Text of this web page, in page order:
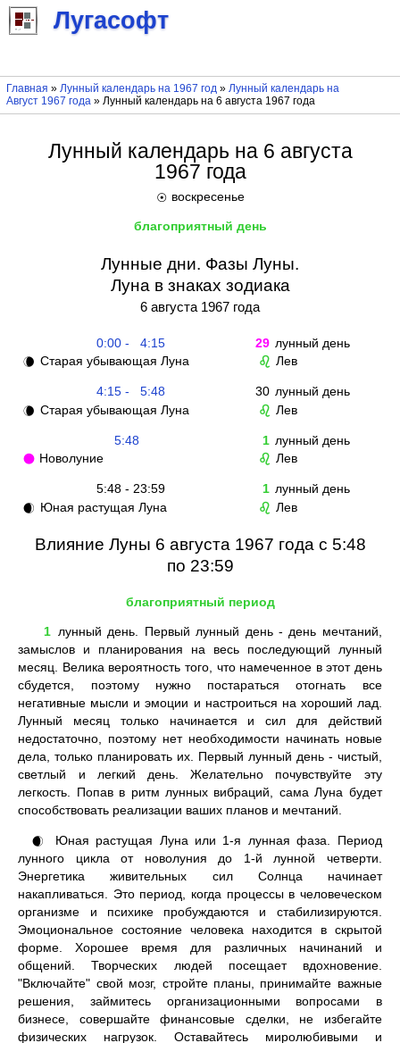
Лугасофт
Главная » Лунный календарь на 1967 год» Лунный календарь на
Август 1967 года» Лунный календарь на 6 августа 1967 года
Лунный календарь на 6 августа
1967 года
☉ воскресенье
благоприятный день
Лунные дни. Фазы Луны.
Луна в знаках зодиака
6 августа 1967 года
0:00 - 4:15 29 лунный день
🌘 Старая убывающая Луна ♌ Лев
4:15 - 5:48 30 лунный день
🌘 Старая убывающая Луна ♌ Лев
5:48 1 лунный день
🌑 Новолуние ♌ Лев
5:48 - 23:59 1 лунный день
🌒 Юная растущая Луна ♌ Лев
Влияние Луны 6 августа 1967 года с 5:48
по 23:59
благоприятный период
1 лунный день. Первый лунный день - день мечтаний,
замыслов и планирования на весь последующий лунный
месяц. Велика вероятность того, что намеченное в этот день
сбудется, поэтому нужно постараться отогнать все
негативные мысли и эмоции и настроиться на хороший лад.
Лунный месяц только начинается и сил для действий
недостаточно, поэтому нет необходимости начинать новые
дела, только планировать их. Первый лунный день - чистый,
светлый и легкий день. Желательно почувствуйте эту
легкость. Попав в ритм лунных вибраций, сама Луна будет
способствовать реализации ваших планов и мечтаний.
🌒
Юная растущая Луна или 1-я лунная фаза. Период
лунного цикла от новолуния до 1-й лунной четверти.
Энергетика живительных сил Солнца начинает
накапливаться. Это период, когда процессы в человеческом
организме и психике пробуждаются и стабилизируются.
Эмоциональное состояние человека находится в скрытой
форме. Хорошее время для различных начинаний и
общений. Творческих людей посещает вдохновение.
"Включайте" свой мозг, стройте планы, принимайте важные
решения, займитесь организационными вопросами в
бизнесе, совершайте финансовые сделки, не избегайте
физических нагрузок. Оставайтесь миролюбивыми и